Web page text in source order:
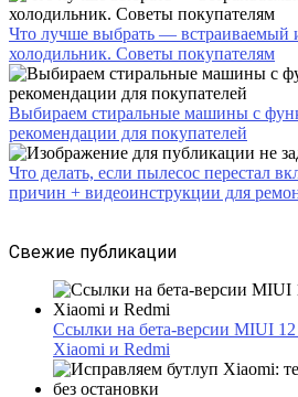
Что лучше выбрать — встраиваемый
холодильник. Советы покупателям
Выбираем стиральные машины с
рекомендации для покупателей
Что делать, если пылесос перестал
причин + видеоинструкции для
Свежие публикации
Ссылки на бета-версии MIUI
Xiaomi и Redmi